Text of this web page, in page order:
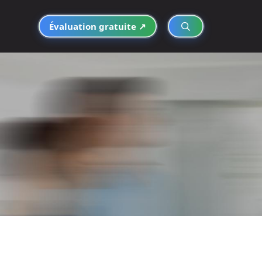
Évaluation gratuite ↗